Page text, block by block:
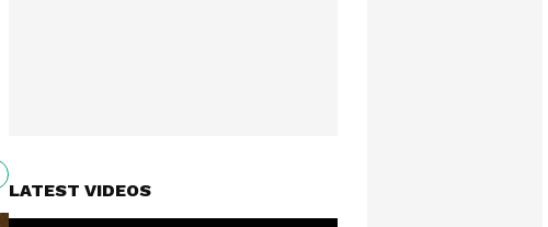
LATEST VIDEOS